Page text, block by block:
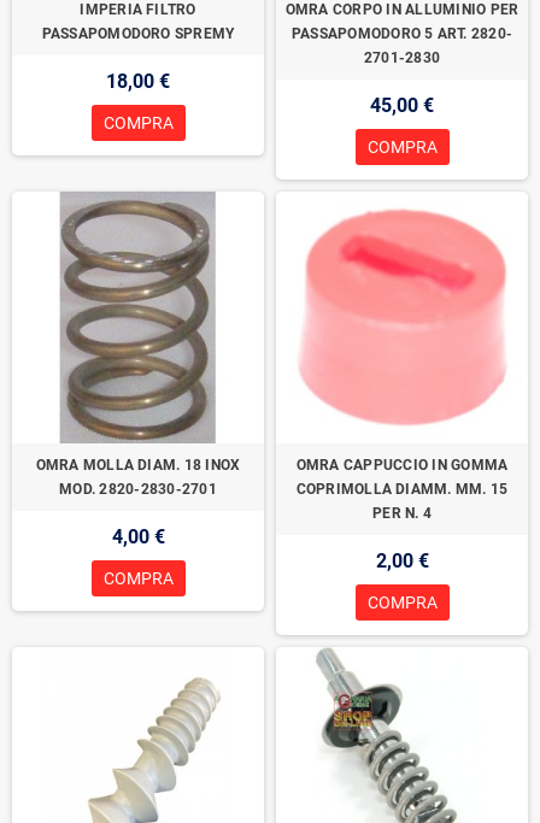
IMPERIA FILTRO
PASSAPOMODORO SPREMY
18,00 €
COMPRA
OMRA CORPO IN ALLUMINIO PER
PASSAPOMODORO 5 ART. 2820-
2701-2830
45,00 €
COMPRA
OMRA MOLLA DIAM. 18 INOX
MOD. 2820-2830-2701
4,00 €
COMPRA
OMRA CAPPUCCIO IN GOMMA
COPRIMOLLA DIAMM. MM. 15
PER N. 4
2,00 €
COMPRA